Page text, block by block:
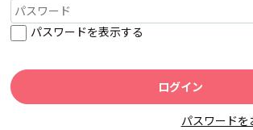
パスワードを表示する
パスワードを